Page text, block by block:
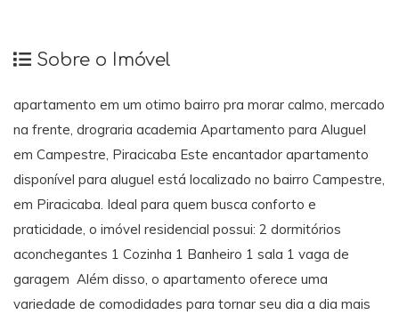
Sobre o Imóvel
apartamento em um otimo bairro pra morar calmo, mercado
na frente, drograria academia Apartamento para Aluguel
em Campestre, Piracicaba Este encantador apartamento
disponível para aluguel está localizado no bairro Campestre,
em Piracicaba. Ideal para quem busca conforto e
praticidade, o imóvel residencial possui: 2 dormitórios
aconchegantes 1 Cozinha 1 Banheiro 1 sala 1 vaga de
garagem Além disso, o apartamento oferece uma
variedade de comodidades para tornar seu dia a dia mais